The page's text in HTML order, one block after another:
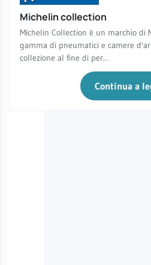
Michelin collection
Michelin Collection è un marchio di
gamma di pneumatici e camere
collezione al fine di per...
Continua a